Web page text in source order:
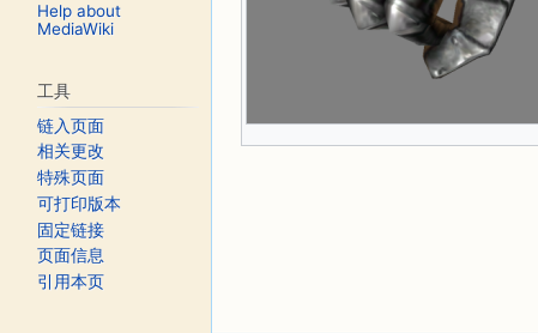
Help about
MediaWiki
工具
链入页面
相关更改
特殊页面
可打印版本
固定链接
页面信息
引用本页